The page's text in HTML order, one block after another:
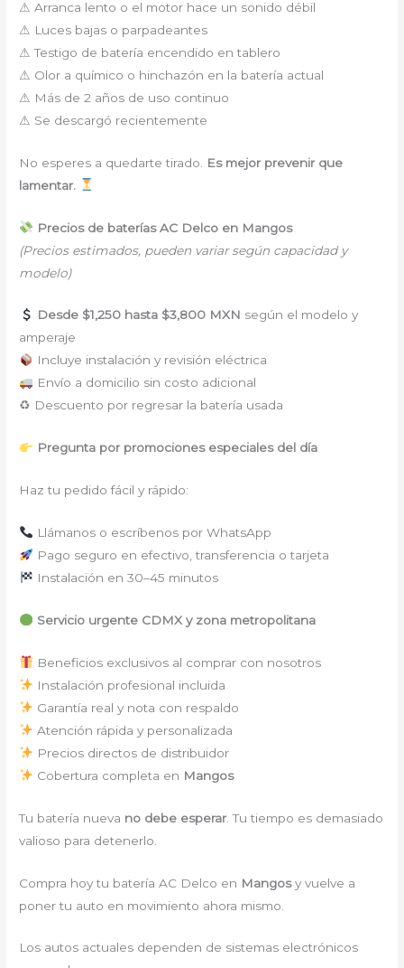
⚠ Arranca lento o el motor hace un sonido débil
⚠ Luces bajas o parpadeantes
⚠ Testigo de batería encendido en tablero
⚠ Olor a químico o hinchazón en la batería actual
⚠ Más de 2 años de uso continuo
⚠ Se descargó recientemente
No esperes a quedarte tirado.
Es mejor prevenir que
lamentar.
Precios de baterías AC Delco en Mangos
(Precios estimados, pueden variar según capacidad y
modelo)
Desde $1,250 hasta $3,800 MXN según el modelo y
amperaje
Incluye instalación y revisión eléctrica
Envío a domicilio sin costo adicional
♻ Descuento por regresar la batería usada
Pregunta por promociones especiales del día
Haz tu pedido fácil y rápido:
Llámanos o escríbenos por WhatsApp
Pago seguro en efectivo, transferencia o tarjeta
Instalación en 30–45 minutos
Servicio urgente CDMX y zona metropolitana
Beneficios exclusivos al comprar con nosotros
Instalación profesional incluida
Garantía real y nota con respaldo
Atención rápida y personalizada
Precios directos de distribuidor
Cobertura completa en Mangos
Tu batería nueva no debe esperar. Tu tiempo es demasiado
valioso para detenerlo.
Compra hoy tu batería AC Delco en Mangosy vuelve a
poner tu auto en movimiento ahora mismo.
Los autos actuales dependen de sistemas electrónicos